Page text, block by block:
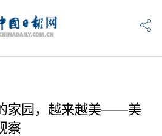
家园，越来越美——美
察